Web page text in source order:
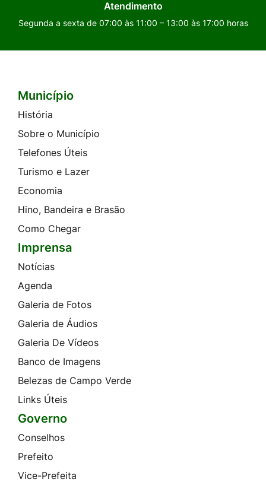
Atendimento
Segunda a sexta de 07:00 às 11:00 – 13:00 às 17:00 horas
Seção do Rodapé e Contato
Município
História
Sobre o Município
Telefones Úteis
Turismo e Lazer
Economia
Hino, Bandeira e Brasão
Como Chegar
Imprensa
Notícias
Agenda
Galeria de Fotos
Galeria de Áudios
Galeria De Vídeos
Banco de Imagens
Belezas de Campo Verde
Links Úteis
Governo
Conselhos
Prefeito
Vice-Prefeita